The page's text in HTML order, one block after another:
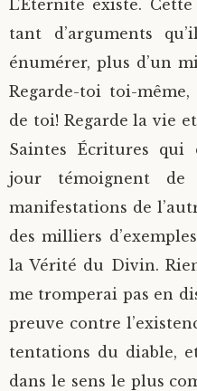
L’Éternité existe.
tant d’arguments
énumérer, plus d’un
Regarde-toi toi-
de toi! Regarde la vie
Saintes Écritures qui
jour témoignent
manifestations de
des milliers
la Vérité du Divin.
me tromperai pas en
preuve contre
tentations du diable,
dans le sens le plus